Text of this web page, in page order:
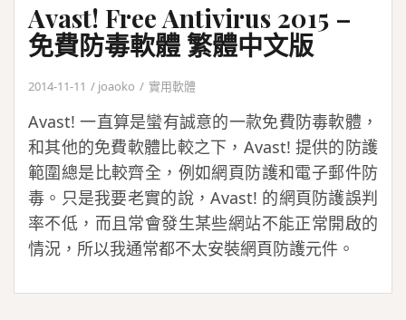
Avast! Free Antivirus 2015 –
免費防毒軟體 繁體中文版
2014-11-11 joaoko 實用軟體
Avast! 一直算是蠻有誠意的一款免費防毒軟體，
和其他的免費軟體比較之下，Avast! 提供的防護
範圍總是比較齊全，例如網頁防護和電子郵件防
毒。只是我要老實的說，Avast! 的網頁防護誤判
率不低，而且常會發生某些網站不能正常開啟的
情況，所以我通常都不太安裝網頁防護元件。